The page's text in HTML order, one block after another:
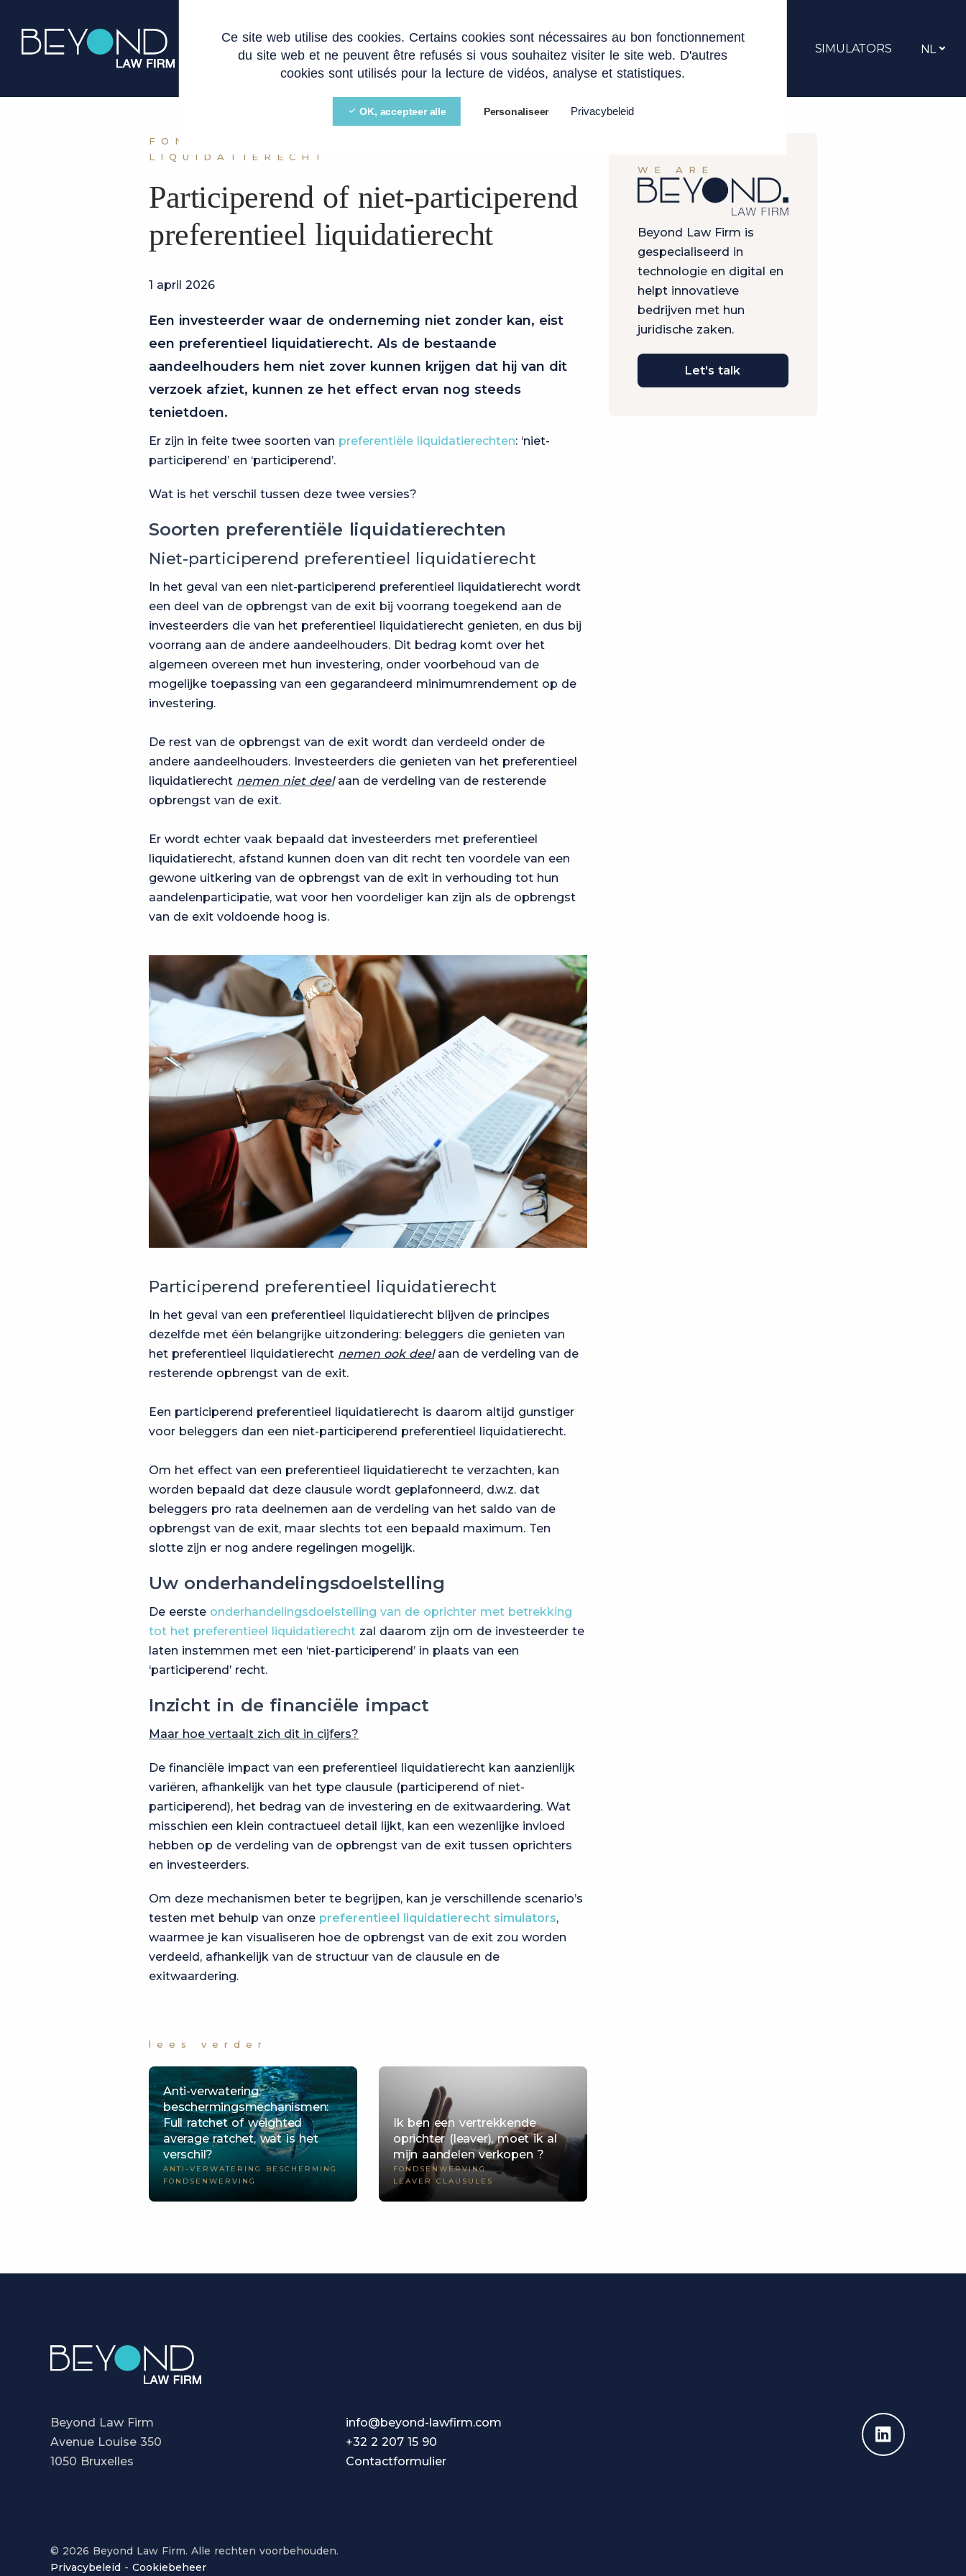
OVER ONS EXPERTISE STARTUPS EN SCALEUPS BLOG VACATURES SIMULATORS NL
FONDSENWERVING PREFERENTIEEL
LIQUIDATIERECHT
Participerend of niet-participerend
preferentieel liquidatierecht
1 april 2026
Een investeerder waar de onderneming niet zonder kan, eist
een preferentieel liquidatierecht. Als de bestaande
aandeelhouders hem niet zover kunnen krijgen dat hij van dit
verzoek afziet, kunnen ze het effect ervan nog steeds
tenietdoen.
Er zijn in feite twee soorten van preferentiële liquidatierechten: ‘niet-
participerend’ en ‘participerend’.
Wat is het verschil tussen deze twee versies?
Soorten preferentiële liquidatierechten
Niet-participerend preferentieel liquidatierecht
In het geval van een niet-participerend preferentieel liquidatierecht wordt
een deel van de opbrengst van de exit bij voorrang toegekend aan de
investeerders die van het preferentieel liquidatierecht genieten, en dus bij
voorrang aan de andere aandeelhouders. Dit bedrag komt over het
algemeen overeen met hun investering, onder voorbehoud van de
mogelijke toepassing van een gegarandeerd minimumrendement op de
investering.
De rest van de opbrengst van de exit wordt dan verdeeld onder de
andere aandeelhouders. Investeerders die genieten van het preferentieel
liquidatierecht nemen niet deelaan de verdeling van de resterende
opbrengst van de exit.
Er wordt echter vaak bepaald dat investeerders met preferentieel
liquidatierecht, afstand kunnen doen van dit recht ten voordele van een
gewone uitkering van de opbrengst van de exit in verhouding tot hun
aandelenparticipatie, wat voor hen voordeliger kan zijn als de opbrengst
van de exit voldoende hoog is.
Participerend preferentieel liquidatierecht
In het geval van een preferentieel liquidatierecht blijven de principes
dezelfde met één belangrijke uitzondering: beleggers die genieten van
het preferentieel liquidatierecht nemen ook deelaan de verdeling van de
resterende opbrengst van de exit.
Een participerend preferentieel liquidatierecht is daarom altijd gunstiger
voor beleggers dan een niet-participerend preferentieel liquidatierecht.
Om het effect van een preferentieel liquidatierecht te verzachten, kan
worden bepaald dat deze clausule wordt geplafonneerd, d.w.z. dat
beleggers pro rata deelnemen aan de verdeling van het saldo van de
opbrengst van de exit, maar slechts tot een bepaald maximum. Ten
slotte zijn er nog andere regelingen mogelijk.
Uw onderhandelingsdoelstelling
De eerste onderhandelingsdoelstelling van de oprichter met betrekking
tot het preferentieel liquidatierecht zal daarom zijn om de investeerder te
laten instemmen met een ‘niet-participerend’ in plaats van een
‘participerend’ recht.
Inzicht in de financiële impact
Maar hoe vertaalt zich dit in cijfers?
De financiële impact van een preferentieel liquidatierecht kan aanzienlijk
variëren, afhankelijk van het type clausule (participerend of niet-
participerend), het bedrag van de investering en de exitwaardering. Wat
misschien een klein contractueel detail lijkt, kan een wezenlijke invloed
hebben op de verdeling van de opbrengst van de exit tussen oprichters
en investeerders.
Om deze mechanismen beter te begrijpen, kan je verschillende scenario’s
testen met behulp van onze preferentieel liquidatierecht simulators,
waarmee je kan visualiseren hoe de opbrengst van de exit zou worden
verdeeld, afhankelijk van de structuur van de clausule en de
exitwaardering.
WE ARE
Beyond Law Firm is
gespecialiseerd in
technologie en digital en
helpt innovatieve
bedrijven met hun
juridische zaken.
Let's talk
lees verder
Anti-verwatering
beschermingsmechanismen:
Full ratchet of weighted
average ratchet, wat is het
verschil?
ANTI-VERWATERING BESCHERMING
FONDSENWERVING
Ik ben een vertrekkende
oprichter (leaver), moet ik al
mijn aandelen verkopen ?
FONDSENWERVING
LEAVER CLAUSULES
Beyond Law Firm
Avenue Louise 350
1050 Bruxelles
info@beyond-lawfirm.com
+32 2 207 15 90
Contactformulier
© 2026 Beyond Law Firm. Alle rechten voorbehouden.
Privacybeleid - Cookiebeheer
Ce site web utilise des cookies. Certains cookies sont nécessaires au bon fonctionnement
du site web et ne peuvent être refusés si vous souhaitez visiter le site web. D'autres
cookies sont utilisés pour la lecture de vidéos, analyse et statistiques.
OK, accepteer alle Personaliseer Privacybeleid